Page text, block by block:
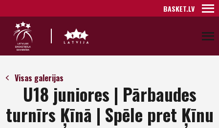
BASKET.LV
Visas galerijas
U18 juniores | Pārbaudes
turnīrs Ķīnā | Spēle pret Ķīnu